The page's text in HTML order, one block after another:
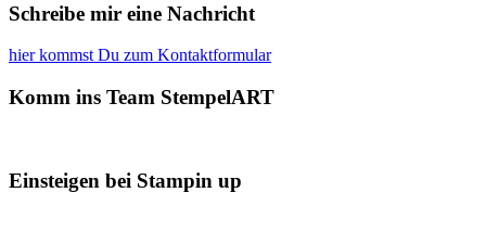
Schreibe mir eine Nachricht
hier kommst Du zum Kontaktformular
Komm ins Team StempelART
Einsteigen bei Stampin up